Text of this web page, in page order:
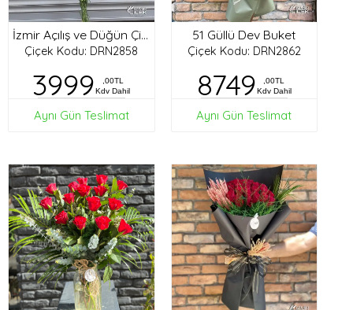
İzmir Açılış ve Düğün Çiçekleri
Çiçek Kodu: DRN2858
3999
,00TL
Kdv Dahil
Aynı Gün Teslimat
51 Güllü Dev Buket
Çiçek Kodu: DRN2862
8749
,00TL
Kdv Dahil
Aynı Gün Teslimat